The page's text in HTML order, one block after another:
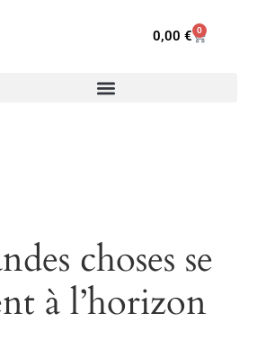
0,00 € 0
choses se
à l’horizon